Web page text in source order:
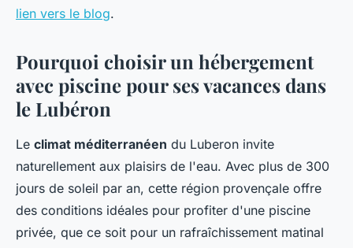
lien vers le blog.
Pourquoi choisir un hébergement
avec piscine pour ses vacances dans
le Lubéron
Le climat méditerranéen du Luberon invite
naturellement aux plaisirs de l'eau. Avec plus de 300
jours de soleil par an, cette région provençale offre
des conditions idéales pour profiter d'une piscine
privée, que ce soit pour un rafraîchissement matinal